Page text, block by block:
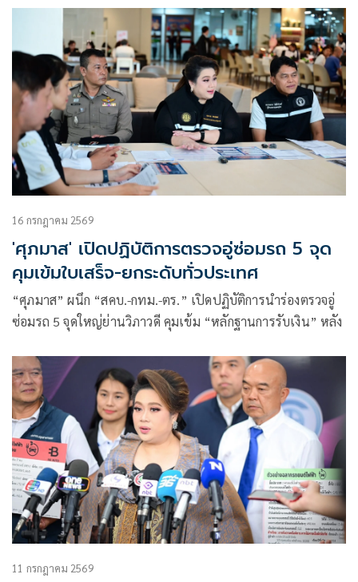
เหลือ ที่ปรึกษารัฐมนตรีประจำสำนักนายกรัฐมนตรี เป็นตัวแทน
ขับเคลื่อนนโยบายการบริหารจัดการแพลตฟอร์มออนไลน์เพื่อ
คุ้มครองผู้บริโภค
16 กรกฎาคม 2569
'ศุภมาส' เปิดปฏิบัติการตรวจอู่ซ่อมรถ 5 จุด
คุมเข้มใบเสร็จ-ยกระดับทั่วประเทศ
“ศุภมาส” ผนึก “สคบ.-กทม.-ตร.” เปิดปฏิบัติการนำร่องตรวจอู่
ซ่อมรถ 5 จุดใหญ่ย่านวิภาวดี คุมเข้ม “หลักฐานการรับเงิน” หลัง
11 กรกฎาคม 2569